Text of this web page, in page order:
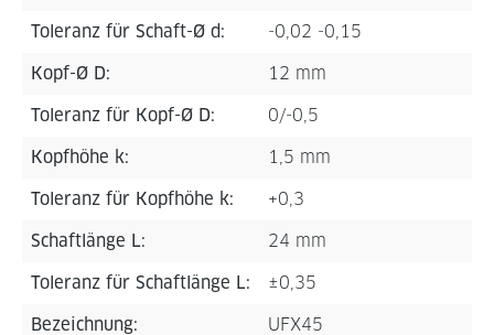
Toleranz für Schaft-Ø d: -0,02 -0,15
Kopf-Ø D: 12 mm
Toleranz für Kopf-Ø D: 0/-0,5
Kopfhöhe k: 1,5 mm
Toleranz für Kopfhöhe k: +0,3
Schaftlänge L: 24 mm
Toleranz für Schaftlänge L: ±0,35
Bezeichnung: UFX45